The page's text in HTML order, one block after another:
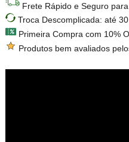
Frete Rápido e Seguro
Troca Descomplicada: até
Primeira Compra com 10%
Produtos bem avaliados